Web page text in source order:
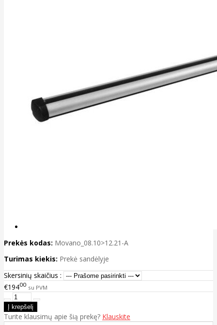
Prekės kodas: Movano_08.10>12.21-A
Turimas kiekis: Prekė sandėlyje
Skersinių skaičius :
€19400 su PVM
Turite klausimų apie šią prekę? Klauskite